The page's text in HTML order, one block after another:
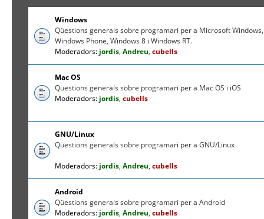
Windows
Qüestions generals sobre programari per a Microsoft Windows,
Windows Phone, Windows 8 i Windows RT.
Moderadors: jordis,Andreu,cubells
Mac OS
Qüestions generals sobre programari per a Mac OS i iOS
Moderadors: jordis,cubells
GNU/Linux
Qüestions generals sobre programari per a GNU/Linux
Moderadors: jordis,Andreu,cubells
Android
Qüestions generals sobre programari per a Android
Moderadors: jordis,Andreu,cubells